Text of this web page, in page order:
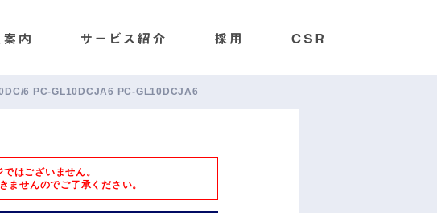
6 PC-GL10DCJA6 PC-GL10DCJA6
はございません。
ませんのでご了承ください。